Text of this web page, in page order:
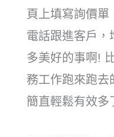
頁上填寫詢價單
電話跟進客戶，
多美好的事啊!
務工作跑來跑去
簡直輕鬆有效多